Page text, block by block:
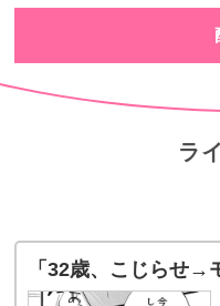
ラ
「32歳、こじらせ→